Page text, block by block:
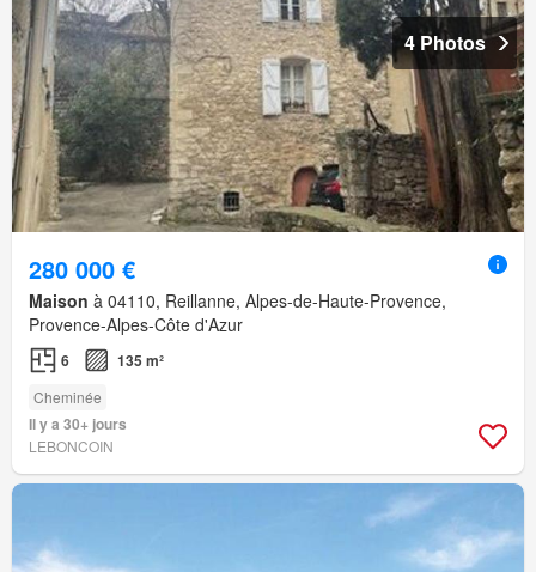
4 Photos
280 000 €
Maison à 04110, Reillanne, Alpes-de-Haute-Provence,
Provence-Alpes-Côte d'Azur
6 135 m²
Cheminée
Il y a 30+ jours
LEBONCOIN